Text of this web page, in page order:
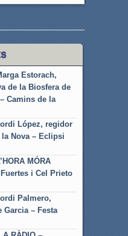
Estorach,
de la Biosfera de
Camins de la
López, regidor
Nova – Eclipsi
MÓRA
i Cel Prieto
Palmero,
Garcia – Festa